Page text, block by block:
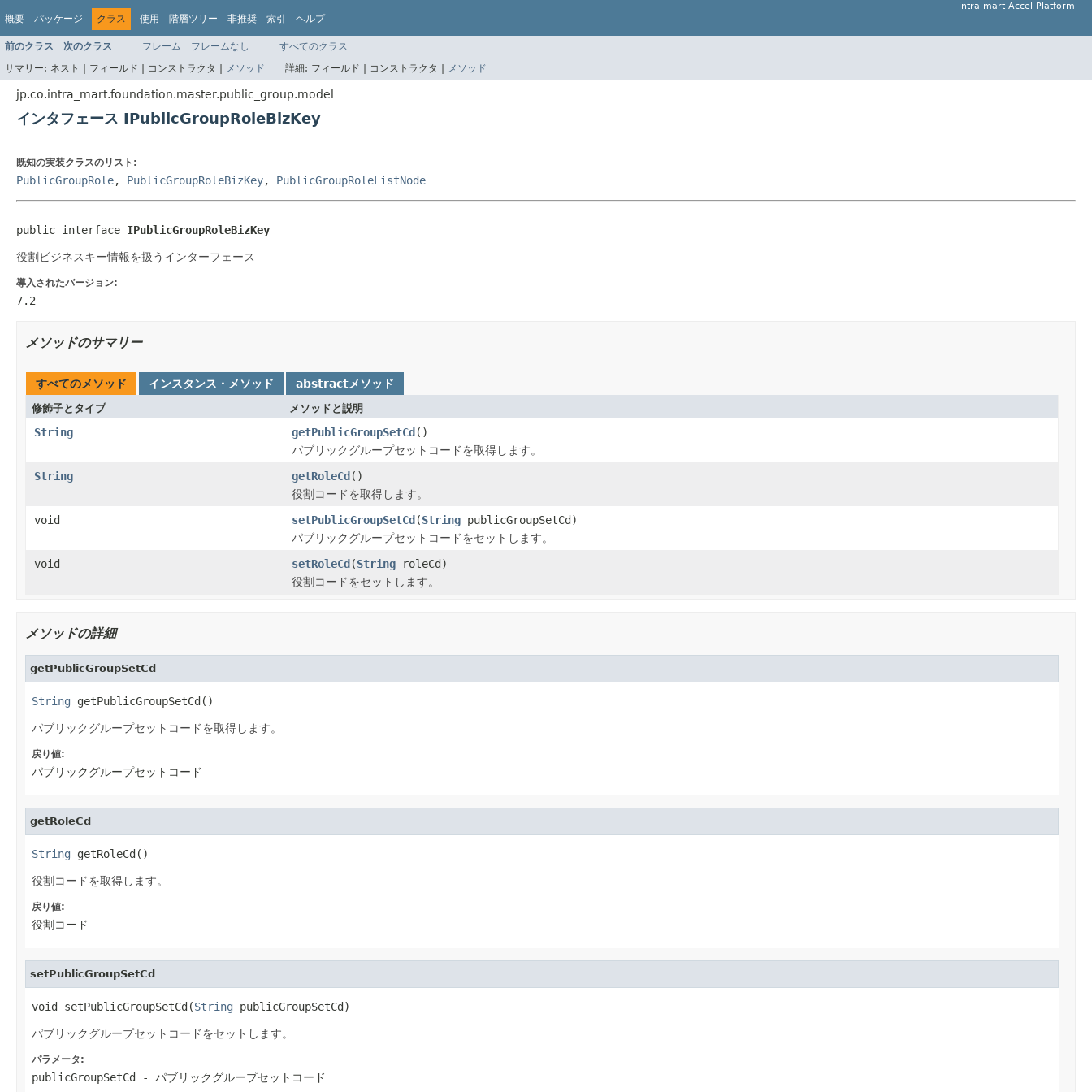
概要 パッケージ クラス 使用 階層ツリー 非推奨 索引 ヘルプ
intra-mart Accel Platform
前のクラス 次のクラス フレーム フレームなし
すべてのクラス
サマリー: ネスト | フィールド | コンストラクタ | メソッド 詳細: フィールド | コンストラクタ | メソッド
jp.co.intra_mart.foundation.master.public_group.model
インタフェース IPublicGroupRoleBizKey
既知の実装クラスのリスト:
PublicGroupRole, PublicGroupRoleBizKey, PublicGroupRoleListNode
public interface IPublicGroupRoleBizKey
役割ビジネスキー情報を扱うインターフェース
導入されたバージョン:
7.2
メソッドのサマリー
すべてのメソッド インスタンス・メソッド abstractメソッド
修飾子とタイプ メソッドと説明
String getPublicGroupSetCd()
パブリックグループセットコードを取得します。
String
getRoleCd()
役割コードを取得します。
void
setPublicGroupSetCd(String publicGroupSetCd)
パブリックグループセットコードをセットします。
void
setRoleCd(String roleCd)
役割コードをセットします。
メソッドの詳細
getPublicGroupSetCd
String getPublicGroupSetCd()
パブリックグループセットコードを取得します。
戻り値:
パブリックグループセットコード
getRoleCd
String getRoleCd()
役割コードを取得します。
戻り値:
役割コード
setPublicGroupSetCd
void setPublicGroupSetCd(String publicGroupSetCd)
パブリックグループセットコードをセットします。
パラメータ:
publicGroupSetCd - パブリックグループセットコード